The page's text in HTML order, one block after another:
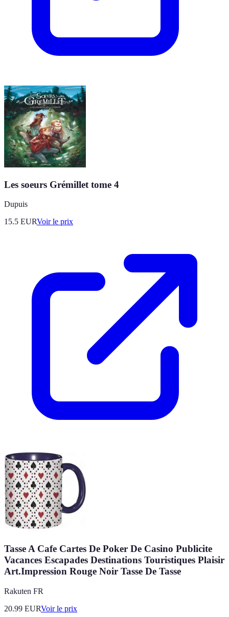
Les soeurs Grémillet tome 4
Dupuis
15.5 EURVoir le prix
Tasse A Cafe Cartes De Poker De Casino Publicite
Vacances Escapades Destinations Touristiques Plaisir
Art.Impression Rouge Noir Tasse De Tasse
Rakuten FR
20.99 EURVoir le prix